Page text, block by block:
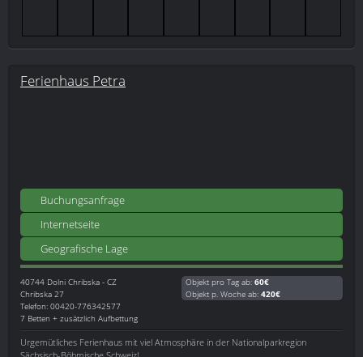
Ferienhaus Petra
Buchungsanfrage
Internetseite
Geografische Lage
40744 Dolni Chribska - CZ
Chribska 27
Telefon: 00420-776342577
7 Betten + zusätzlich Aufbettung
Objekt pro Tag ab: 60€
Objekt p. Woche ab: 420€
Urgemütliches Ferienhaus mit viel Atmosphäre in der Nationalparkregion